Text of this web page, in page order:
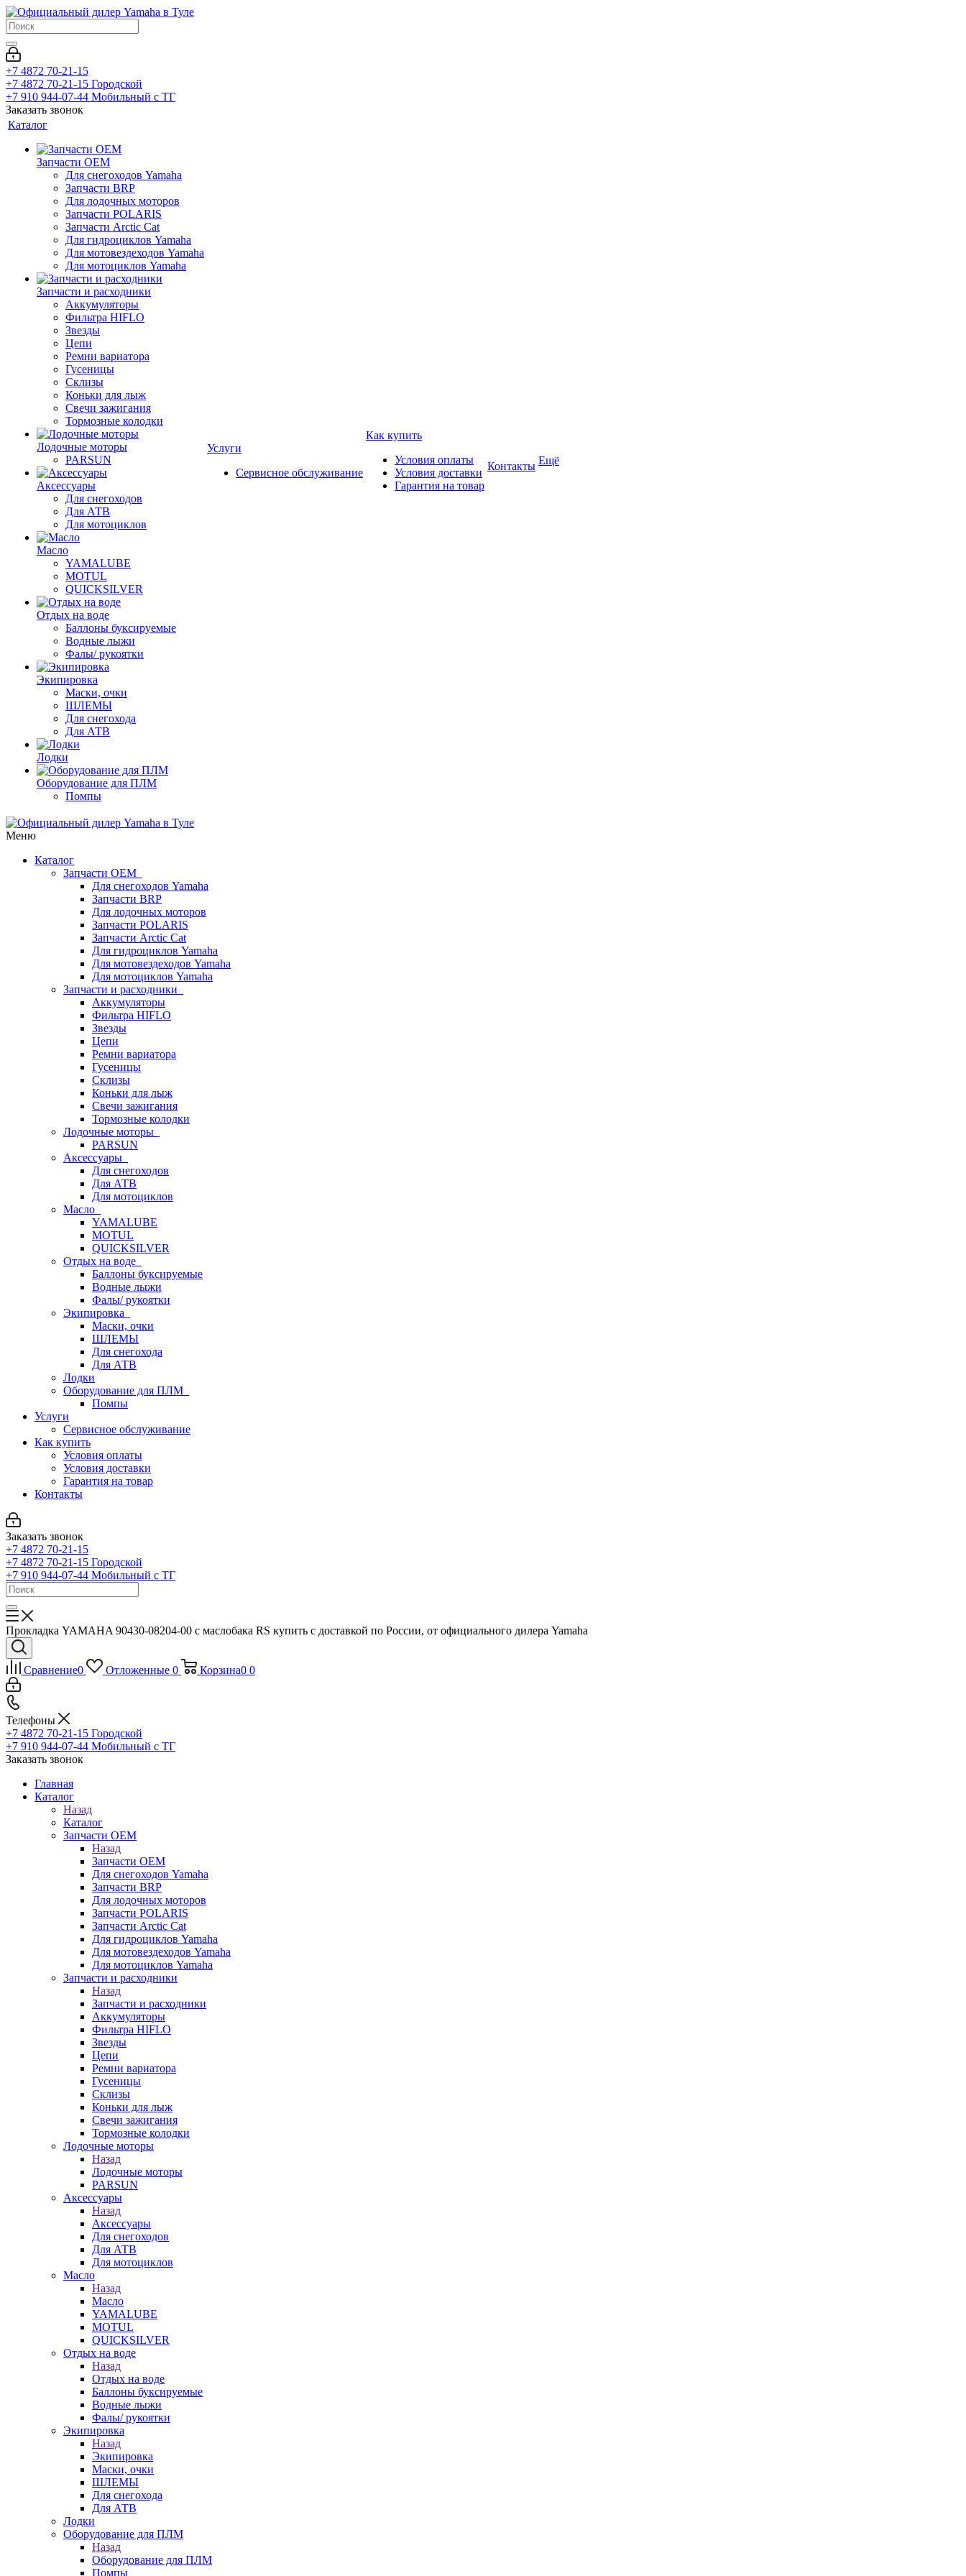
+7 4872 70-21-15
+7 4872 70-21-15 Городской
+7 910 944-07-44 Мобильный с ТГ
Заказать звонок
Каталог
Запчасти OEM
Для снегоходов Yamaha
Запчасти BRP
Для лодочных моторов
Запчасти POLARIS
Запчасти Arctic Cat
Для гидроциклов Yamaha
Для мотовездеходов Yamaha
Для мотоциклов Yamaha
Запчасти и расходники
Аккумуляторы
Фильтра HIFLO
Звезды
Цепи
Ремни вариатора
Гусеницы
Склизы
Коньки для лыж
Свечи зажигания
Тормозные колодки
Лодочные моторы
PARSUN
Аксессуары
Для снегоходов
Для АТВ
Для мотоциклов
Масло
YAMALUBE
MOTUL
QUICKSILVER
Отдых на воде
Баллоны буксируемые
Водные лыжи
Фалы/ рукоятки
Экипировка
Маски, очки
ШЛЕМЫ
Для снегохода
Для АТВ
Лодки
Оборудование для ПЛМ
Помпы
Услуги
Сервисное обслуживание
Как купить
Условия оплаты
Условия доставки
Гарантия на товар
Контакты Ещё
Меню
Каталог
Запчасти OEM
Для снегоходов Yamaha
Запчасти BRP
Для лодочных моторов
Запчасти POLARIS
Запчасти Arctic Cat
Для гидроциклов Yamaha
Для мотовездеходов Yamaha
Для мотоциклов Yamaha
Запчасти и расходники
Аккумуляторы
Фильтра HIFLO
Звезды
Цепи
Ремни вариатора
Гусеницы
Склизы
Коньки для лыж
Свечи зажигания
Тормозные колодки
Лодочные моторы
PARSUN
Аксессуары
Для снегоходов
Для АТВ
Для мотоциклов
Масло
YAMALUBE
MOTUL
QUICKSILVER
Отдых на воде
Баллоны буксируемые
Водные лыжи
Фалы/ рукоятки
Экипировка
Маски, очки
ШЛЕМЫ
Для снегохода
Для АТВ
Лодки
Оборудование для ПЛМ
Помпы
Услуги
Сервисное обслуживание
Как купить
Условия оплаты
Условия доставки
Гарантия на товар
Контакты
Заказать звонок
+7 4872 70-21-15
+7 4872 70-21-15 Городской
+7 910 944-07-44 Мобильный с ТГ
Прокладка YAMAHA 90430-08204-00 с маслобака RS купить с доставкой по России, от официального дилера Yamaha
Сравнение0 Отложенные 0 Корзина0 0
Телефоны
+7 4872 70-21-15 Городской
+7 910 944-07-44 Мобильный с ТГ
Заказать звонок
Главная
Каталог
Назад
Каталог
Запчасти OEM
Назад
Запчасти OEM
Для снегоходов Yamaha
Запчасти BRP
Для лодочных моторов
Запчасти POLARIS
Запчасти Arctic Cat
Для гидроциклов Yamaha
Для мотовездеходов Yamaha
Для мотоциклов Yamaha
Запчасти и расходники
Назад
Запчасти и расходники
Аккумуляторы
Фильтра HIFLO
Звезды
Цепи
Ремни вариатора
Гусеницы
Склизы
Коньки для лыж
Свечи зажигания
Тормозные колодки
Лодочные моторы
Назад
Лодочные моторы
PARSUN
Аксессуары
Назад
Аксессуары
Для снегоходов
Для АТВ
Для мотоциклов
Масло
Назад
Масло
YAMALUBE
MOTUL
QUICKSILVER
Отдых на воде
Назад
Отдых на воде
Баллоны буксируемые
Водные лыжи
Фалы/ рукоятки
Экипировка
Назад
Экипировка
Маски, очки
ШЛЕМЫ
Для снегохода
Для АТВ
Лодки
Оборудование для ПЛМ
Назад
Оборудование для ПЛМ
Помпы